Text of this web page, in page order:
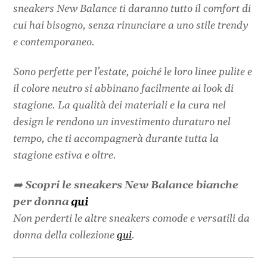
sneakers New Balance ti daranno tutto il comfort di
cui hai bisogno, senza rinunciare a uno stile trendy
e contemporaneo.
Sono perfette per l’estate, poiché le loro linee pulite e
il colore neutro si abbinano facilmente ai look di
stagione. La qualità dei materiali e la cura nel
design le rendono un investimento duraturo nel
tempo, che ti accompagnerà durante tutta la
stagione estiva e oltre.
➡️Scopri le sneakers New Balance bianche
per donnaqui
Non perderti le altre sneakers comode e versatili da
donna della collezionequi.